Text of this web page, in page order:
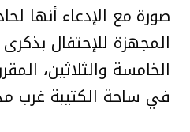
صورة مع الإدعاء أنها
المجهزة للإحتفال
الخامسة والثلاثين،
في ساحة الكتيبة غرب